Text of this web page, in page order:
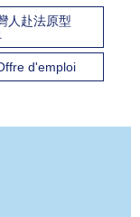
人赴法原型
d'emploi